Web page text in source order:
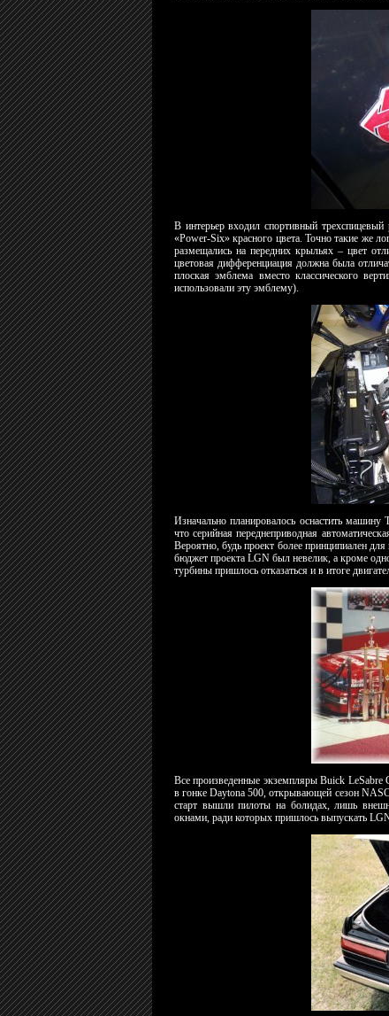
В интерьер входил спортивный
«Power-Six» красного цвета. Точно такие же
размещались на передних крыльях – цвет
цветовая дифференциация должна была
плоская эмблема вместо классического
использовали эту эмблему).
Изначально планировалось оснастить машину
что серийная переднеприводная
Вероятно, будь проект более принципиален
бюджет проекта LGN был невелик, а кроме
турбины пришлось отказаться и в итоге
Все произведенные экземпляры Buick
в гонке Daytona 500, открывающей сезон
старт вышли пилоты на болидах, лишь
окнами, ради которых пришлось выпускать